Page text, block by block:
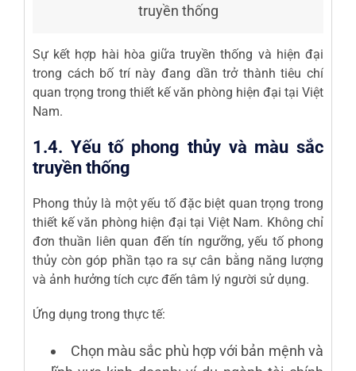
truyền thống
Sự kết hợp hài hòa giữa truyền thống và hiện đại
trong cách bố trí này đang dần trở thành tiêu chí
quan trọng trong thiết kế văn phòng hiện đại tại Việt
Nam.
1.4. Yếu tố phong thủy và màu sắc
truyền thống
Phong thủy là một yếu tố đặc biệt quan trọng trong
thiết kế văn phòng hiện đại tại Việt Nam. Không chỉ
đơn thuần liên quan đến tín ngưỡng, yếu tố phong
thủy còn góp phần tạo ra sự cân bằng năng lượng
và ảnh hưởng tích cực đến tâm lý người sử dụng.
Ứng dụng trong thực tế:
Chọn màu sắc phù hợp với bản mệnh và